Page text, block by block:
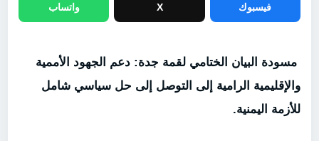
فيسبوك X واتساب
مسودة البيان الختامي لقمة جدة: دعم الجهود الأممية
والإقليمية الرامية إلى التوصل إلى حل سياسي شامل
للأزمة اليمنية.